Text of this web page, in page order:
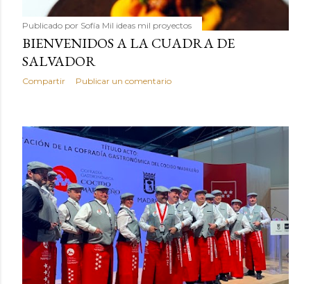
Publicado por Sofía Mil ideas mil proyectos
BIENVENIDOS A LA CUADRA DE
SALVADOR
Compartir Publicar un comentario